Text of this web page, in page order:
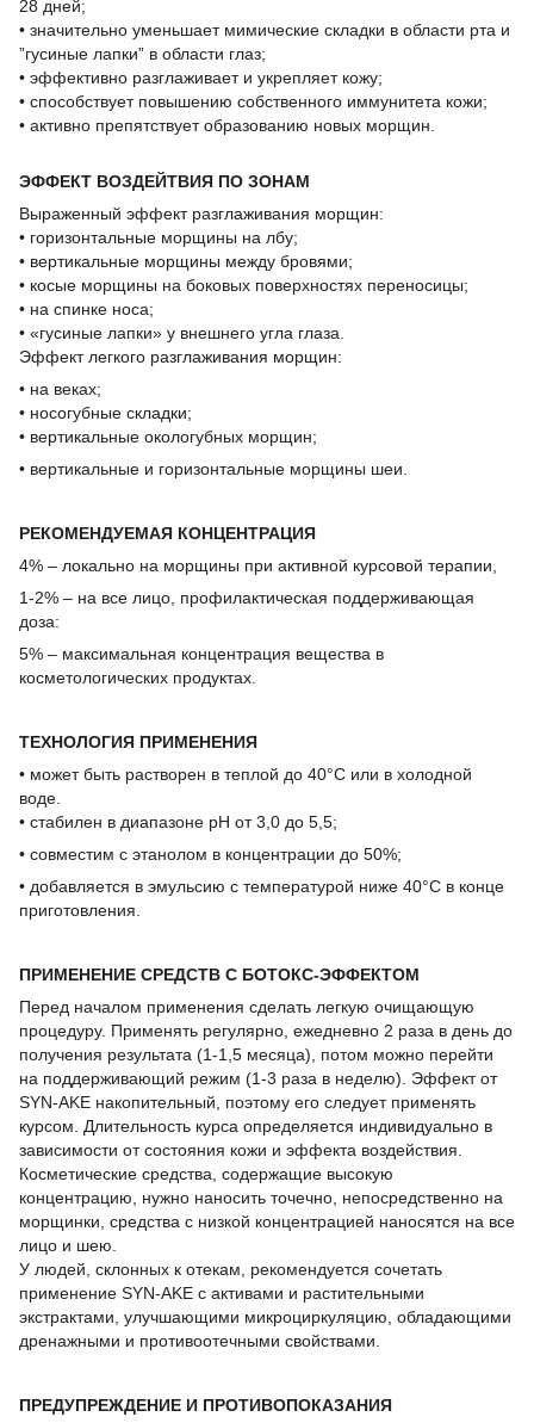
28 дней;
• значительно уменьшает мимические складки в области рта и
”гусиные лапки” в области глаз;
• эффективно разглаживает и укрепляет кожу;
• способствует повышению собственного иммунитета кожи;
• активно препятствует образованию новых морщин.
ЭФФЕКТ ВОЗДЕЙТВИЯ ПО ЗОНАМ
Выраженный эффект разглаживания морщин:
• горизонтальные морщины на лбу;
• вертикальные морщины между бровями;
• косые морщины на боковых поверхностях переносицы;
• на спинке носа;
• «гусиные лапки» у внешнего угла глаза.
Эффект легкого разглаживания морщин:
• на веках;
• носогубные складки;
• вертикальные окологубных морщин;
• вертикальные и горизонтальные морщины шеи.
РЕКОМЕНДУЕМАЯ КОНЦЕНТРАЦИЯ
4% – локально на морщины при активной курсовой терапии,
1-2% – на все лицо, профилактическая поддерживающая
доза:
5% – максимальная концентрация вещества в
косметологических продуктах.
ТЕХНОЛОГИЯ ПРИМЕНЕНИЯ
• может быть растворен в теплой до 40°C или в холодной
воде.
• стабилен в диапазоне рН от 3,0 до 5,5;
• совместим с этанолом в концентрации до 50%;
• добавляется в эмульсию с температурой ниже 40°C в конце
приготовления.
ПРИМЕНЕНИЕ СРЕДСТВ С БОТОКС-ЭФФЕКТОМ
Перед началом применения сделать легкую очищающую
процедуру. Применять регулярно, ежедневно 2 раза в день до
получения результата (1-1,5 месяца), потом можно перейти
на поддерживающий режим (1-3 раза в неделю). Эффект от
SYN-AKE накопительный, поэтому его следует применять
курсом. Длительность курса определяется индивидуально в
зависимости от состояния кожи и эффекта воздействия.
Косметические средства, содержащие высокую
концентрацию, нужно наносить точечно, непосредственно на
морщинки, средства с низкой концентрацией наносятся на все
лицо и шею.
У людей, склонных к отекам, рекомендуется сочетать
применение SYN-AKE с активами и растительными
экстрактами, улучшающими микроциркуляцию, обладающими
дренажными и противоотечными свойствами.
ПРЕДУПРЕЖДЕНИЕ И ПРОТИВОПОКАЗАНИЯ